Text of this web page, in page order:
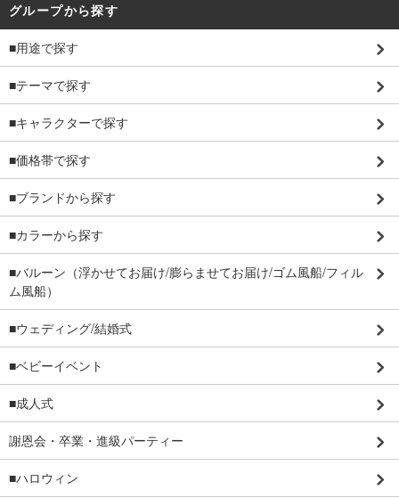
グループから探す
■用途で探す
■テーマで探す
■キャラクターで探す
■価格帯で探す
■ブランドから探す
■カラーから探す
■バルーン（浮かせてお届け/膨らませてお届け/ゴム風船/フィル
ム風船）
■ウェディング/結婚式
■ベビーイベント
■成人式
謝恩会・卒業・進級パーティー
■ハロウィン